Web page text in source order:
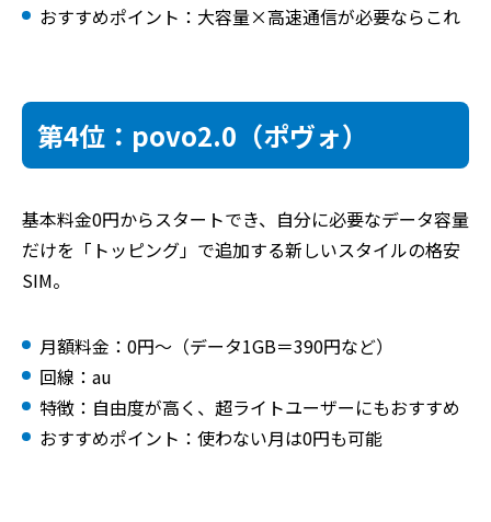
おすすめポイント：大容量×高速通信が必要ならこれ
第4位：povo2.0（ポヴォ）
基本料金0円からスタートでき、自分に必要なデータ容量
だけを「トッピング」で追加する新しいスタイルの格安
SIM。
月額料金：0円～（データ1GB＝390円など）
回線：au
特徴：自由度が高く、超ライトユーザーにもおすすめ
おすすめポイント：使わない月は0円も可能